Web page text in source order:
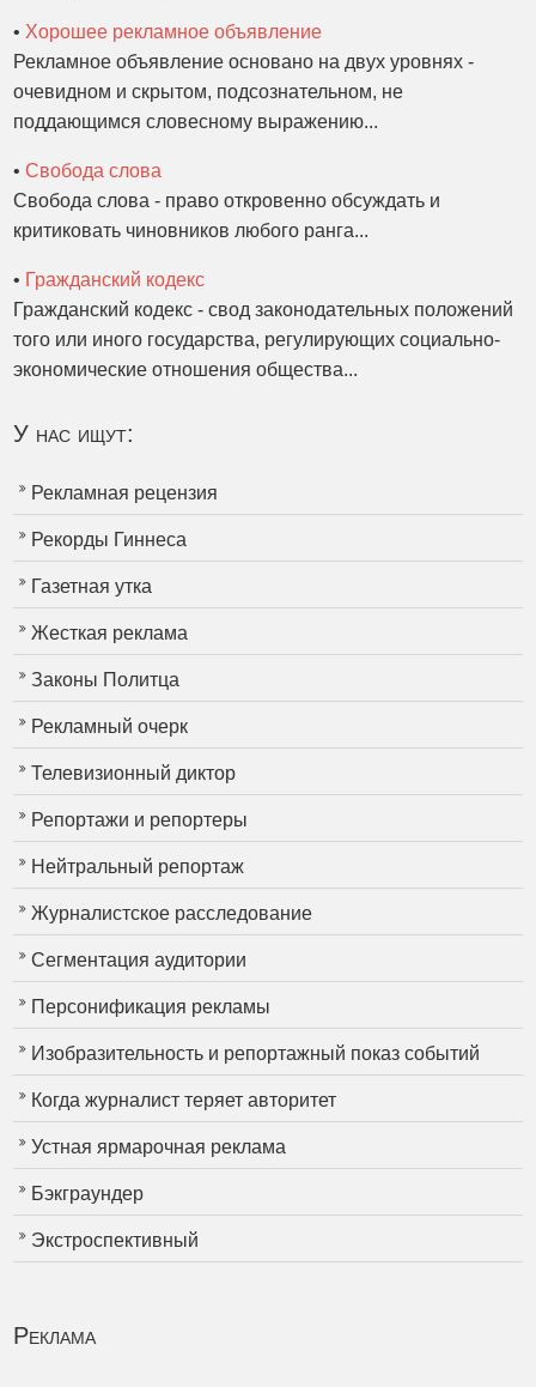
• Хорошее рекламное объявление
Рекламное объявление основано на двух уровнях -
очевидном и скрытом, подсознательном, не
поддающимся словесному выражению...
•Свобода слова
Свобода слова - право откровенно обсуждать и
критиковать чиновников любого ранга...
• Гражданский кодекс
Гражданский кодекс - свод законодательных положений
того или иного государства, регулирующих социально-
экономические отношения общества...
У нас ищут:
Рекламная рецензия
Рекорды Гиннеса
Газетная утка
Жесткая реклама
Законы Политца
Рекламный очерк
Телевизионный диктор
Репортажи и репортеры
Нейтральный репортаж
Журналистское расследование
Сегментация аудитории
Персонификация рекламы
Изобразительность и репортажный показ событий
Когда журналист теряет авторитет
Устная ярмарочная реклама
Бэкграундер
Экстроспективный
Реклама